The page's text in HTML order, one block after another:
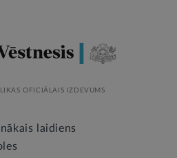
OFICIĀLAIS IZDEVUMS
laidiens